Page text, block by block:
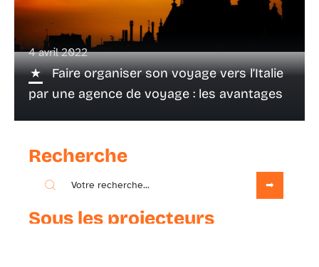
4 avril 2022
Faire organiser son voyage vers l’Italie
par une agence de voyage : les avantages
Recherche
Sous les projecteurs